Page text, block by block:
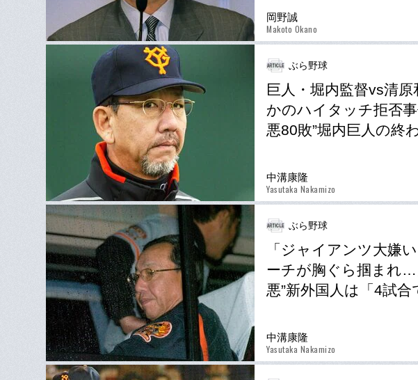
岡野誠
Makoto Okano
ぶら野球
巨人・堀内監督vs清
かのハイタッチ拒否
悪80敗”堀内巨人の終
中溝康隆
Yasutaka Nakamizo
ぶら野球
「ジャイアンツ大嫌
ーチが胸ぐら掴まれ
悪”新外国人は「4試合
中溝康隆
Yasutaka Nakamizo